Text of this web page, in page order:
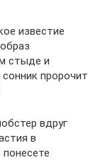
известие
стыде и
пророчит
вдруг
в